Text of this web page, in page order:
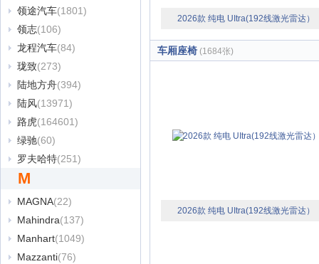
领途汽车(1801)
领志(106)
龙程汽车(84)
珑致(273)
陆地方舟(394)
陆风(13971)
路虎(164601)
绿驰(60)
罗夫哈特(251)
M
MAGNA(22)
Mahindra(137)
Manhart(1049)
Mazzanti(76)
2026款 纯电 UItra(192线激光雷达）
车厢座椅 (1684张)
2026款 纯电 UItra(192线激光雷达）